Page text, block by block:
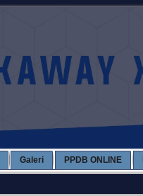
Galeri PPDB ONLINE